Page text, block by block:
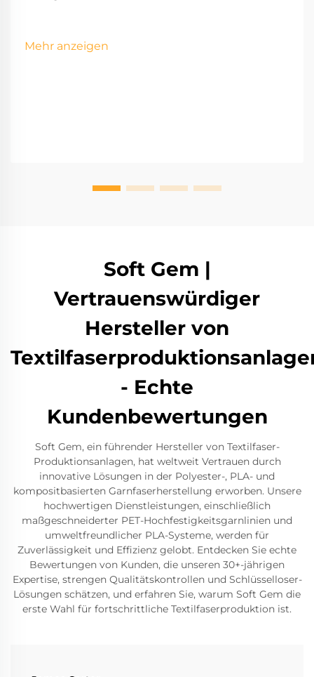
Mehr anzeigen
Soft Gem |
Vertrauenswürdiger
Hersteller von
- Echte
Kundenbewertungen
Soft Gem, ein führender Hersteller von Textilfaser-
Produktionsanlagen, hat weltweit Vertrauen durch
innovative Lösungen in der Polyester-, PLA- und
kompositbasierten Garnfaserherstellung erworben. Unsere
hochwertigen Dienstleistungen, einschließlich
maßgeschneiderter PET-Hochfestigkeitsgarnlinien und
umweltfreundlicher PLA-Systeme, werden für
Zuverlässigkeit und Effizienz gelobt. Entdecken Sie echte
Bewertungen von Kunden, die unseren 30+-jährigen
Expertise, strengen Qualitätskontrollen und Schlüsselloser-
Lösungen schätzen, und erfahren Sie, warum Soft Gem die
erste Wahl für fortschrittliche Textilfaserproduktion ist.